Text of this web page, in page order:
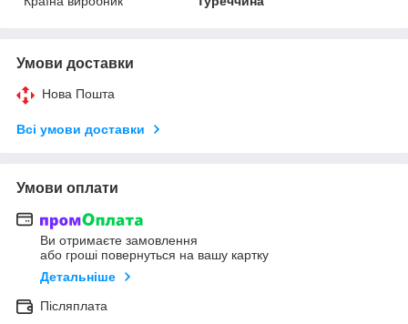
Умови доставки
Нова Пошта
Всі умови доставки
Умови оплати
Ви отримаєте замовлення
або гроші повернуться на вашу картку
Детальніше
Післяплата